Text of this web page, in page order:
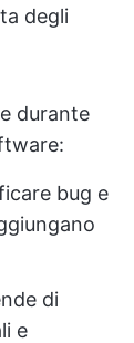
degli
durante
bug e
di
e